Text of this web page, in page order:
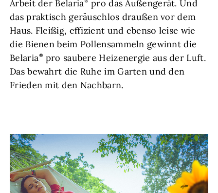
Arbeit der Belaria
pro das Außengerät. Und
das praktisch geräuschlos draußen vor dem
Haus. Fleißig, effizient und ebenso leise wie
die Bienen beim Pollensammeln gewinnt die
Belaria
pro saubere Heizenergie aus der Luft.
Das bewahrt die Ruhe im Garten und den
Frieden mit den Nachbarn.